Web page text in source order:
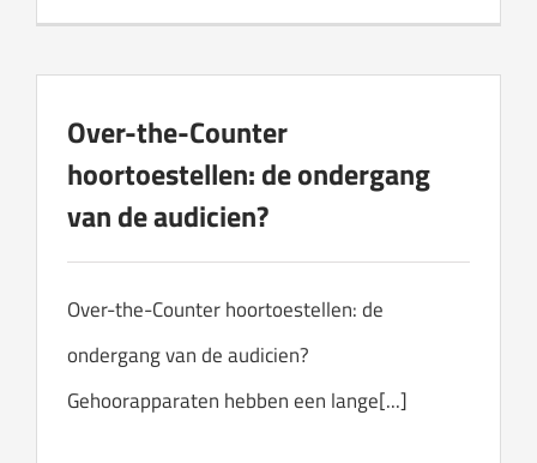
Over-the-Counter
hoortoestellen: de ondergang
van de audicien?
Over-the-Counter hoortoestellen: de
ondergang van de audicien?
Gehoorapparaten hebben een lange[...]